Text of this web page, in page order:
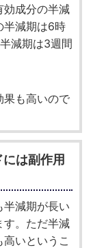
効成分の半減
半減期は6時
減期は3週間
果も高いので
は副作用
半減期が長い
す。ただ半減
いというこ